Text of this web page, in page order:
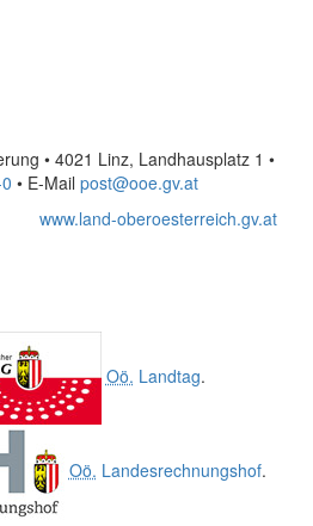
• 4021 Linz, Landhausplatz 1 •
• E-Mail post@ooe.gv.at
www.land-oberoesterreich.gv.at
Oö. Landtag.
Oö. Landesrechnungshof.